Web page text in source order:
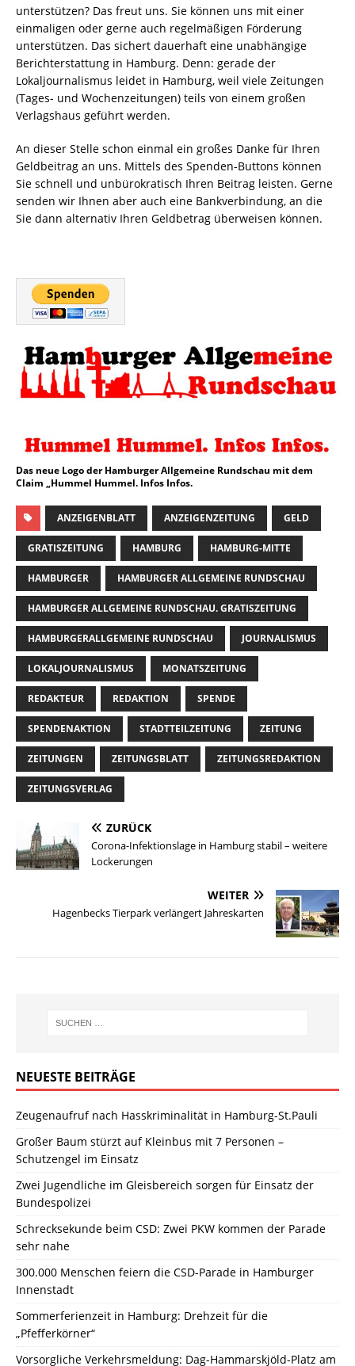
unterstützen? Das freut uns. Sie können uns mit einer
einmaligen oder gerne auch regelmäßigen Förderung
unterstützen. Das sichert dauerhaft eine unabhängige
Berichterstattung in Hamburg. Denn: gerade der
Lokaljournalismus leidet in Hamburg, weil viele Zeitungen
(Tages- und Wochenzeitungen) teils von einem großen
Verlagshaus geführt werden.
An dieser Stelle schon einmal ein großes Danke für Ihren
Geldbeitrag an uns. Mittels des Spenden-Buttons können
Sie schnell und unbürokratisch Ihren Beitrag leisten. Gerne
senden wir Ihnen aber auch eine Bankverbindung, an die
Sie dann alternativ Ihren Geldbetrag überweisen können.
Das neue Logo der Hamburger Allgemeine Rundschau mit dem
Claim „Hummel Hummel. Infos Infos.
ANZEIGENBLATT ANZEIGENZEITUNG GELD
GRATISZEITUNG HAMBURG HAMBURG-MITTE
HAMBURGER HAMBURGER ALLGEMEINE RUNDSCHAU
HAMBURGER ALLGEMEINE RUNDSCHAU. GRATISZEITUNG
HAMBURGERALLGEMEINE RUNDSCHAU JOURNALISMUS
LOKALJOURNALISMUS MONATSZEITUNG
REDAKTEUR REDAKTION SPENDE
SPENDENAKTION STADTTEILZEITUNG ZEITUNG
ZEITUNGEN ZEITUNGSBLATT ZEITUNGSREDAKTION
ZEITUNGSVERLAG
ZURÜCK
Corona-Infektionslage in Hamburg stabil – weitere
Lockerungen
WEITER
Hagenbecks Tierpark verlängert Jahreskarten
NEUESTE BEITRÄGE
Zeugenaufruf nach Hasskriminalität in Hamburg-St.Pauli
Großer Baum stürzt auf Kleinbus mit 7 Personen –
Schutzengel im Einsatz
Zwei Jugendliche im Gleisbereich sorgen für Einsatz der
Bundespolizei
Schrecksekunde beim CSD: Zwei PKW kommen der Parade
sehr nahe
300.000 Menschen feiern die CSD-Parade in Hamburger
Innenstadt
Sommerferienzeit in Hamburg: Drehzeit für die
„Pfefferkörner“
Vorsorgliche Verkehrsmeldung: Dag-Hammarskjöld-Platz am